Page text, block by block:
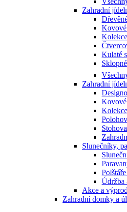
Zahradní
Kulaté
Zahradní
Slunečníky,
Údržba
Akce a
Zahradní domky a